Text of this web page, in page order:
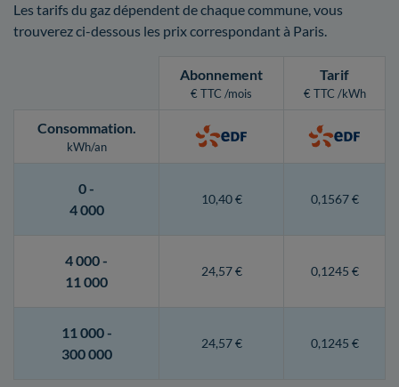
Les tarifs du gaz dépendent de chaque commune, vous
trouverez ci-dessous les prix correspondant à Paris.
Abonnement
€ TTC /mois
Tarif
€ TTC /kWh
Consommation.
kWh/an
0 -
4 000
10,40 € 0,1567 €
4 000 -
11 000
24,57 € 0,1245 €
11 000 -
300 000
24,57 € 0,1245 €